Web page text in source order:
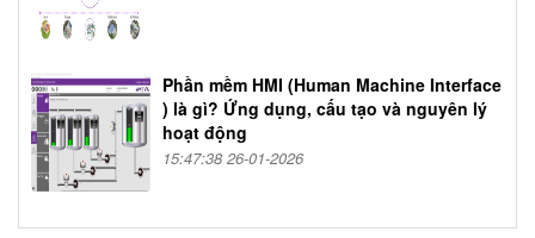
Phần mềm HMI (Human Machine Interface
) là gì? Ứng dụng, cấu tạo và nguyên lý
hoạt động
15:47:38 26-01-2026